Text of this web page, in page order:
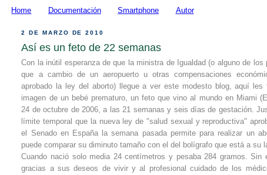
Home Documentación Smartphone Autor
2 DE MARZO DE 2010
Así es un feto de 22 semanas
Con la inútil esperanza de que la ministra de Igualdad (o alguno de los
que a cambio de un aeropuerto u otras compensaciones
aprobado la ley del aborto) llegue a ver este modesto blog, aquí les
imagen de un bebé prematuro, un feto que vino al mundo en Miami
24 de octubre de 2006, a las 21 semanas y seis días de gestación.
límite temporal que la nueva ley de "salud sexual y reproductiva"
el Senado en España la semana pasada permite para realizar un
puede comparar su diminuto tamaño con el del bolígrafo que está a su
Cuando nació solo media 24 centímetros y pesaba 284 gramos. Sin
gracias a sus deseos de vivir y al profesional cuidado de los